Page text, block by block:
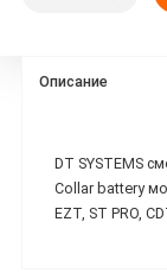
Описание
DT SYSTEMS
Collar battery
EZT, ST PRO,